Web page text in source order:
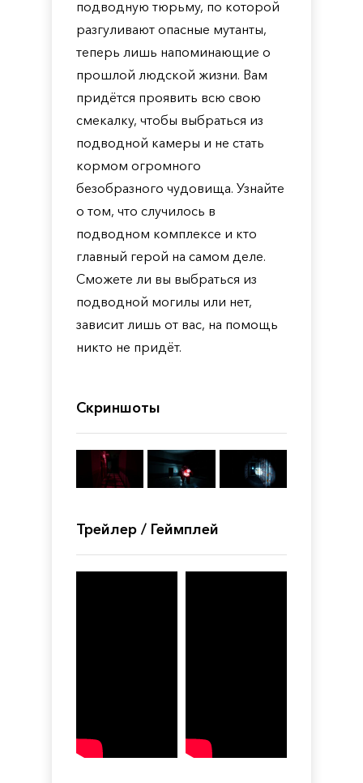
подводную тюрьму, по которой
разгуливают опасные мутанты,
теперь лишь напоминающие о
прошлой людской жизни. Вам
придётся проявить всю свою
смекалку, чтобы выбраться из
подводной камеры и не стать
кормом огромного
безобразного чудовища. Узнайте
о том, что случилось в
подводном комплексе и кто
главный герой на самом деле.
Сможете ли вы выбраться из
подводной могилы или нет,
зависит лишь от вас, на помощь
никто не придёт.
Скриншоты
Трейлер / Геймплей